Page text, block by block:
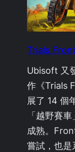
Trials
Ubisoft 又
作《Trials
展了 14 個
「越野賽
成熟。
嘗試，也是